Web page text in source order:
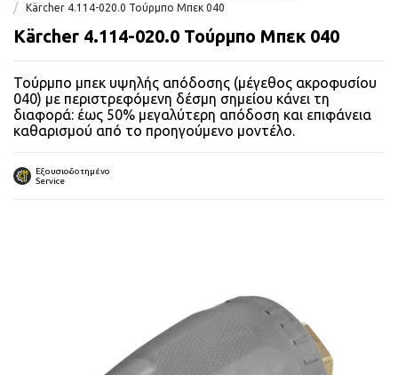
Kärcher 4.114-020.0 Τούρμπο Μπεκ 040
Kärcher 4.114-020.0 Τούρμπο Μπεκ 040
Τούρμπο μπεκ υψηλής απόδοσης (μέγεθος ακροφυσίου
040) με περιστρεφόμενη δέσμη σημείου κάνει τη
διαφορά: έως 50% μεγαλύτερη απόδοση και επιφάνεια
καθαρισμού από το προηγούμενο μοντέλο.
Εξουσιοδοτημένο
Service